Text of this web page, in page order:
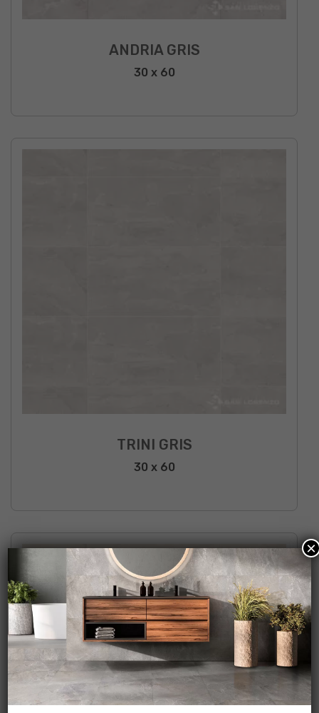
ANDRIA GRIS
30 x 60
TRINI GRIS
30 x 60
×